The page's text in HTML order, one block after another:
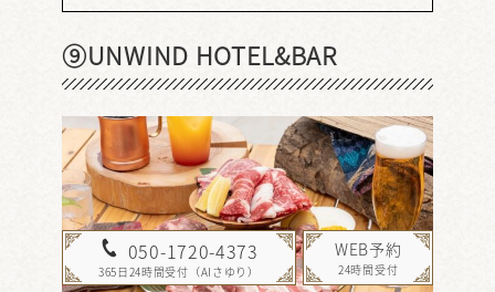
⑨UNWIND HOTEL&BAR
050-1720-4373
365日24時間受付（AIさゆり）
WEB予約
24時間受付